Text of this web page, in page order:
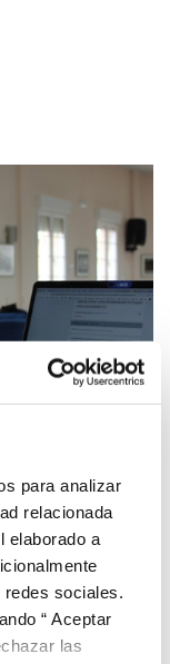
para analizar
relacionada
elaborado a
sociales.
“ Aceptar
las
laborales